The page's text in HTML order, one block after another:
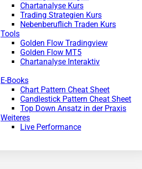
Chartanalyse Kurs
Trading Strategien Kurs
Nebenberuflich Traden Kurs
Tools
Golden Flow Tradingview
Golden Flow MT5
Chartanalyse Interaktiv
E-Books
Chart Pattern Cheat Sheet
Candlestick Pattern Cheat Sheet
Top Down Ansatz in der Praxis
Weiteres
Live Performance